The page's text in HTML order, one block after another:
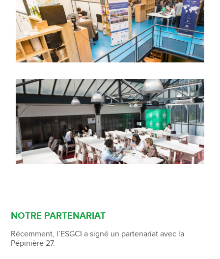
NOTRE PARTENARIAT
Récemment, l’ESGCI a signé un partenariat avec la
Pépinière 27.